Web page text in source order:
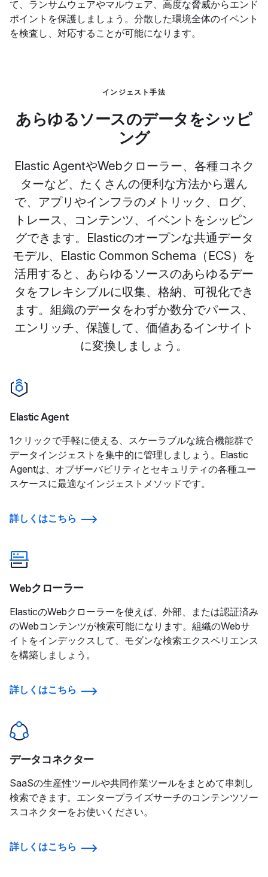
て、ランサムウェアやマルウェア、高度な脅威からエンド
ポイントを保護しましょう。分散した環境全体のイベント
を検査し、対応することが可能になります。
インジェスト手法
あらゆるソースのデータをシッピ
ング
Elastic AgentやWebクローラー、各種コネク
ターなど、たくさんの便利な方法から選ん
で、アプリやインフラのメトリック、ログ、
トレース、コンテンツ、イベントをシッピン
グできます。Elasticのオープンな共通データ
モデル、Elastic Common Schema（ECS）を
活用すると、あらゆるソースのあらゆるデー
タをフレキシブルに収集、格納、可視化でき
ます。組織のデータをわずか数分でパース、
エンリッチ、保護して、価値あるインサイト
に変換しましょう。
Elastic Agent
1クリックで手軽に使える、スケーラブルな統合機能群で
データインジェストを集中的に管理しましょう。Elastic
Agentは、オブザーバビリティとセキュリティの各種ユー
スケースに最適なインジェストメソッドです。
詳しくはこちら
Webクローラー
ElasticのWebクローラーを使えば、外部、または認証済み
のWebコンテンツが検索可能になります。組織のWebサ
イトをインデックスして、モダンな検索エクスペリエンス
を構築しましょう。
詳しくはこちら
データコネクター
SaaSの生産性ツールや共同作業ツールをまとめて串刺し
検索できます。エンタープライズサーチのコンテンツソー
スコネクターをお使いください。
詳しくはこちら